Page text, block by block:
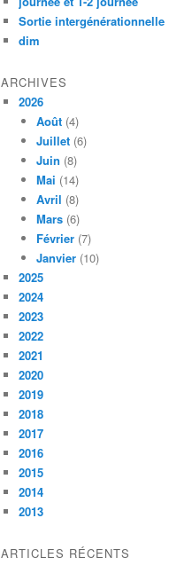
Sortie intergénérationnelle
dim
ARCHIVES
2026
Août (4)
Juillet (6)
Juin (8)
Mai (14)
Avril (8)
Mars (6)
Février (7)
Janvier (10)
2025
2024
2023
2022
2021
2020
2019
2018
2017
2016
2015
2014
2013
ARTICLES RÉCENTS